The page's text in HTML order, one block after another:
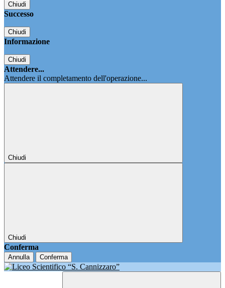
Chiudi
Successo
Chiudi
Informazione
Chiudi
Attendere...
Attendere il completamento dell'operazione...
Chiudi
Chiudi
Conferma
Annulla Conferma